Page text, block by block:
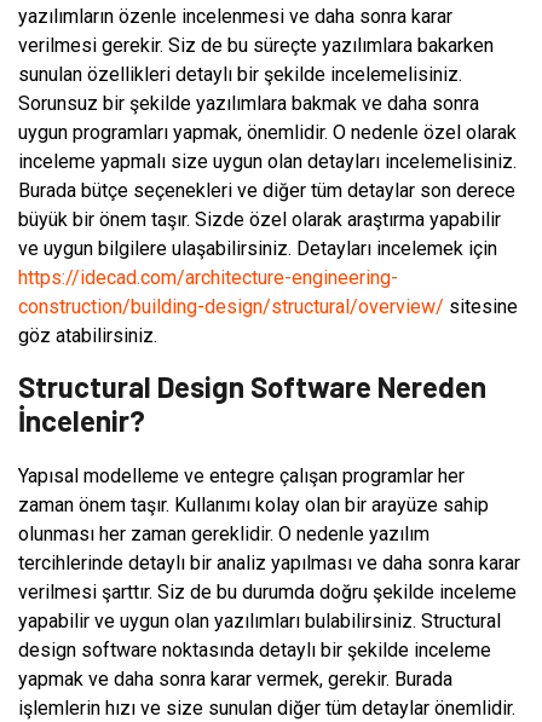
yazılımların özenle incelenmesi ve daha sonra karar
verilmesi gerekir. Siz de bu süreçte yazılımlara bakarken
sunulan özellikleri detaylı bir şekilde incelemelisiniz.
Sorunsuz bir şekilde yazılımlara bakmak ve daha sonra
uygun programları yapmak, önemlidir. O nedenle özel olarak
inceleme yapmalı size uygun olan detayları incelemelisiniz.
Burada bütçe seçenekleri ve diğer tüm detaylar son derece
büyük bir önem taşır. Sizde özel olarak araştırma yapabilir
ve uygun bilgilere ulaşabilirsiniz. Detayları incelemek için
https://idecad.com/architecture-engineering-
construction/building-design/structural/overview/ sitesine
göz atabilirsiniz.
Structural Design Software Nereden
İncelenir?
Yapısal modelleme ve entegre çalışan programlar her
zaman önem taşır. Kullanımı kolay olan bir arayüze sahip
olunması her zaman gereklidir. O nedenle yazılım
tercihlerinde detaylı bir analiz yapılması ve daha sonra karar
verilmesi şarttır. Siz de bu durumda doğru şekilde inceleme
yapabilir ve uygun olan yazılımları bulabilirsiniz. Structural
design software noktasında detaylı bir şekilde inceleme
yapmak ve daha sonra karar vermek, gerekir. Burada
işlemlerin hızı ve size sunulan diğer tüm detaylar önemlidir.